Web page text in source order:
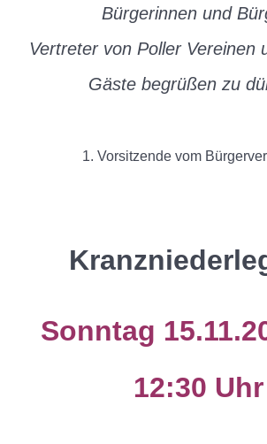
Bürgerinnen und
Vertreter von Poller Vereinen
Gäste begrüßen zu
Ute
1. Vorsitzende vom
Sonntag
12:30 Uhr